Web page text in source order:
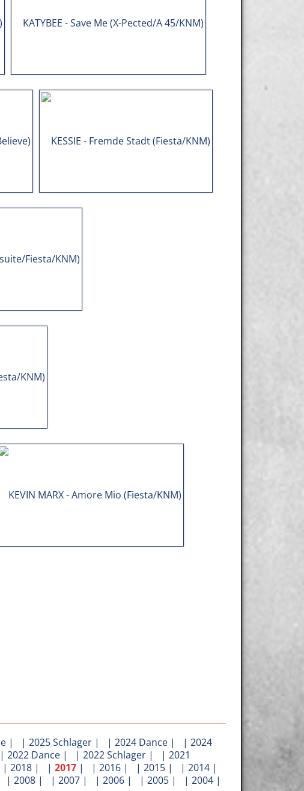
| | 2025 Schlager | | 2024 Dance | | 2024
2022 Dance | | 2022 Schlager | | 2021
2018 | | 2017 | | 2016 | | 2015 | | 2014 |
| 2008 | | 2007 | | 2006 | | 2005 | | 2004 |